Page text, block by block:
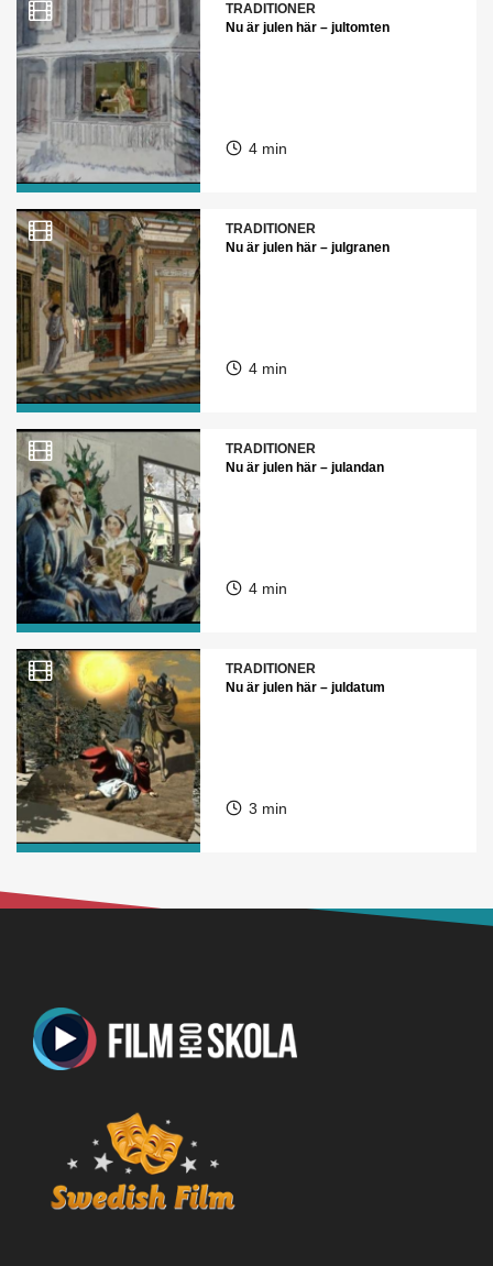
TRADITIONER
Nu är julen här – jultomten
4 min
TRADITIONER
Nu är julen här – julgranen
4 min
TRADITIONER
Nu är julen här – julandan
4 min
TRADITIONER
Nu är julen här – juldatum
3 min